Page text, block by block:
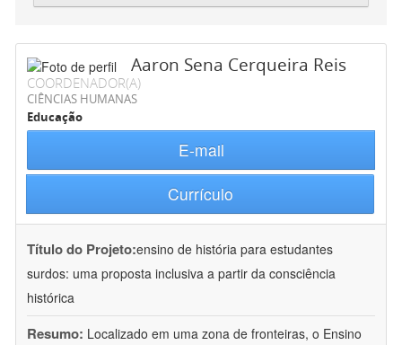
Aaron Sena Cerqueira Reis
COORDENADOR(A)
CIÊNCIAS HUMANAS
Educação
E-mail
Currículo
Título do Projeto:ensino de história para estudantes
surdos: uma proposta inclusiva a partir da consciência
histórica
Resumo: Localizado em uma zona de fronteiras, o Ensino